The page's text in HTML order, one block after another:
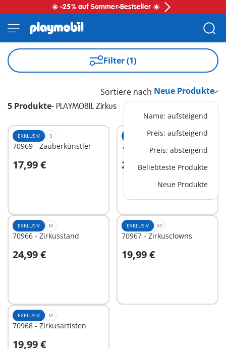
☀️ -25% auf Sommer-Bestseller ☀️
Filter (1)
5 Produkte- PLAYMOBIL Zirkus
Sortiere nach
Name: aufsteigend
Preis: aufsteigend
Preis: absteigend
Beliebteste Produkte
Neue Produkte
EXKLUSIV S
70969 - Zauberkünstler
17,99 €
In den Warenkorb
EXKLUSIV M
70965 - Zirkuskapelle
29,99 €
In den Warenkorb
EXKLUSIV M
70966 - Zirkusstand
24,99 €
In den Warenkorb
EXKLUSIV XS
70967 - Zirkusclowns
19,99 €
In den Warenkorb
EXKLUSIV M
70968 - Zirkusartisten
19,99 €